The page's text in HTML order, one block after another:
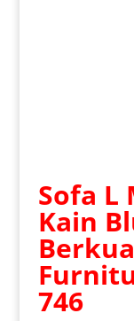
Sofa L
Kain
746